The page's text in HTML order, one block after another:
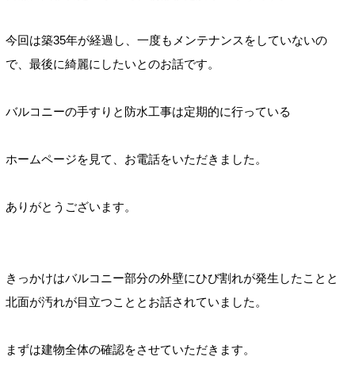
今回は築35年が経過し、一度もメンテナンスをしていないの
で、最後に綺麗にしたいとのお話です。
バルコニーの手すりと防水工事は定期的に行っている
ホームページを見て、お電話をいただきました。
ありがとうございます。
きっかけはバルコニー部分の外壁にひび割れが発生したことと
北面が汚れが目立つこととお話されていました。
まずは建物全体の確認をさせていただきます。